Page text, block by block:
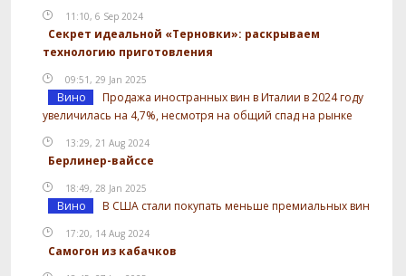
11:10, 6 Sep 2024
Секрет идеальной «Терновки»: раскрываем
технологию приготовления
09:51, 29 Jan 2025
Вино
Продажа иностранных вин в Италии в 2024 году
увеличилась на 4,7%, несмотря на общий спад на рынке
13:29, 21 Aug 2024
Берлинер-вайссе
18:49, 28 Jan 2025
Вино В США стали покупать меньше премиальных вин
17:20, 14 Aug 2024
Самогон из кабачков